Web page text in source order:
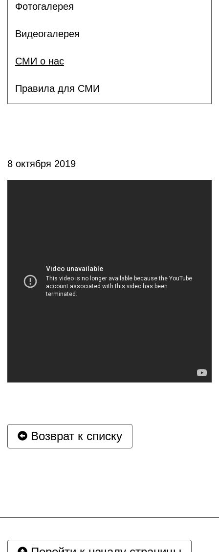
Фотогалерея
Видеогалерея
СМИ о нас
Правила для СМИ
8 октября 2019
Возврат к списку